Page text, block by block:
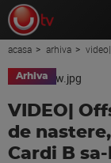
acasa arhiva video|
Arhiva
VIDEO|
de
Cardi B